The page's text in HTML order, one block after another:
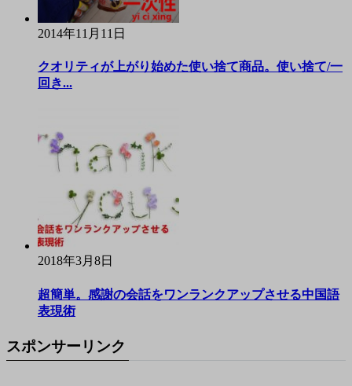
2014年11月11日
クオリティが上がり始めた使い捨て商品。使い捨て/一
回き...
2018年3月8日
超簡単。感謝の会話をワンランクアップさせる中国語
表現術
スポンサーリンク